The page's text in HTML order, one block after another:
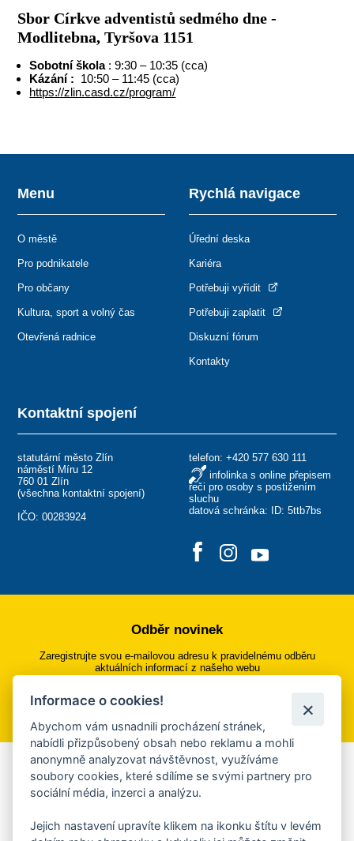
Sbor Církve adventistů sedmého dne -
Modlitebna, Tyršova 1151
Sobotní škola: 9:30 – 10:35 (cca)
Kázání : 10:50 – 11:45 (cca)
https://zlin.casd.cz/program/
Kontaktní spojení
statutární město Zlín
náměstí Míru 12
760 01 Zlín
(všechna kontaktní spojení)
IČO: 00283924
telefon: +420 577 630 111
infolinka s online přepisem
řeči pro osoby s postižením
sluchu
datová schránka: ID: 5ttb7bs
Menu
O městě
Pro podnikatele
Pro občany
Kultura, sport a volný čas
Otevřená radnice
Rychlá navigace
Úřední deska
Kariéra
Potřebuji vyřídit
Potřebuji zaplatit
Diskuzní fórum
Kontakty
Odběr novinek
Zaregistrujte svou e-mailovou adresu k pravidelnému odběru
aktuálních informací z našeho webu
Přihlásit se k odběru
Aplikace Mobilní rozhlas
Chcete dostávat do svého mobilu či mailu upozornění na
ankety, pozvánky na kulturní a sportovní akce?
Informace o cookies!
Abychom vám usnadnili procházení stránek,
nabídli přizpůsobený obsah nebo reklamu a mohli
anonymně analyzovat návštěvnost, využíváme
soubory cookies, které sdílíme se svými partnery pro
sociální média, inzerci a analýzu.
Jejich nastavení upravíte klikem na ikonku štítu v levém